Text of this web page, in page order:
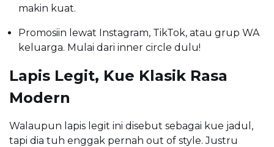
makin kuat.
Promosiin lewat Instagram, TikTok, atau grup WA
keluarga. Mulai dari inner circle dulu!
Lapis Legit, Kue Klasik Rasa
Modern
Walaupun lapis legit ini disebut sebagai kue jadul,
tapi dia tuh enggak pernah out of style. Justru